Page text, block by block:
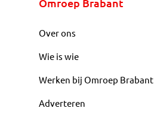
Omroep Brabant
Over ons
Wie is wie
Werken bij Omroep Brabant
Adverteren